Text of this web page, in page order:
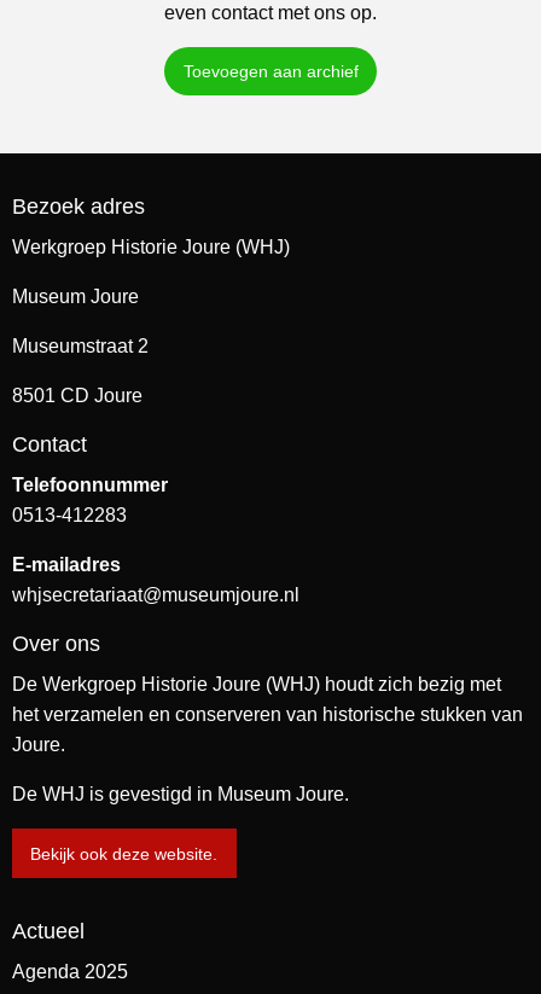
even contact met ons op.
Toevoegen aan archief
Bezoek adres
Werkgroep Historie Joure (WHJ)
Museum Joure
Museumstraat 2
8501 CD Joure
Contact
Telefoonnummer
0513-412283
E-mailadres
whjsecretariaat@museumjoure.nl
Over ons
De Werkgroep Historie Joure (WHJ) houdt zich bezig met
het verzamelen en conserveren van historische stukken van
Joure.
De WHJ is gevestigd in Museum Joure.
Bekijk ook deze website.
Actueel
Agenda 2025